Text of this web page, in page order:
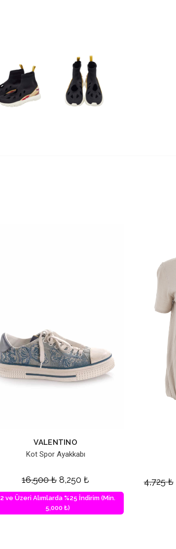
VALENTINO
Kot Spor Ayakkabı
16,500₺ 8,250₺
2 ve Üzeri Alımlarda %25 İndirim (Min.
5,000 ₺)
4,725₺